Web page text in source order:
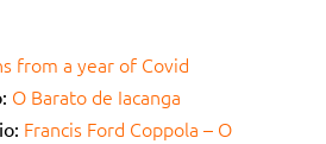
from a year of Covid
O Barato de Iacanga
Francis Ford Coppola – O